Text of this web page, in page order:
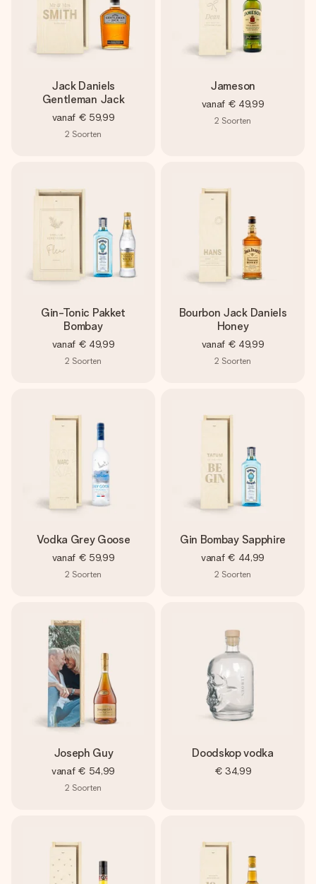
Jack Daniels
Gentleman Jack
vanaf € 59,99
2 Soorten
Jameson
vanaf € 49,99
2 Soorten
Gin-Tonic Pakket
Bombay
vanaf € 49,99
2 Soorten
Bourbon Jack Daniels
Honey
vanaf € 49,99
2 Soorten
Vodka Grey Goose
vanaf € 59,99
2 Soorten
Gin Bombay Sapphire
vanaf € 44,99
2 Soorten
Joseph Guy
vanaf € 54,99
2 Soorten
Doodskop vodka
€ 34,99